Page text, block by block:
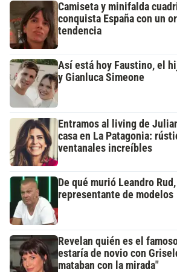
Camiseta y minifalda
conquista España con un
tendencia
Así está hoy Faustino, el
y Gianluca Simeone
Entramos al living de
casa en La Patagonia:
ventanales increíbles
De qué murió Leandro
representante de modelos
Revelan quién es el
estaría de novio con
mataban con la mirada"